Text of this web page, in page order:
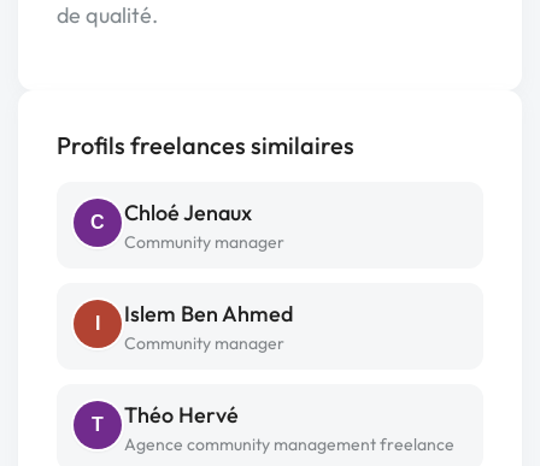
de qualité.
Profils freelances similaires
C Chloé Jenaux
Community manager
Islem Ben Ahmed
Community manager
T Théo Hervé
Agence community management freelance